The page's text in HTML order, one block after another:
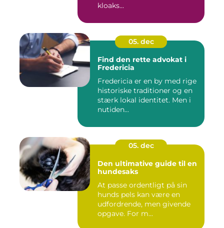
kloaks...
05. dec
Find den rette advokat i
Fredericia
Fredericia er en by med rige
historiske traditioner og en
stærk lokal identitet. Men i
nutiden...
05. dec
Den ultimative guide til en
hundesaks
At passe ordentligt på sin
hunds pels kan være en
udfordrende, men givende
opgave. For m...